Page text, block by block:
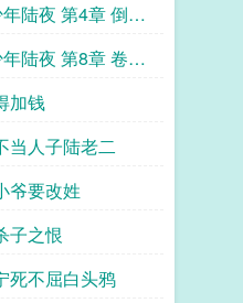
陆夜 第4章 倒反
陆夜 第8章 卷王
加钱
当人子陆老二
爷要改姓
子之恨
死不屈白头鸦